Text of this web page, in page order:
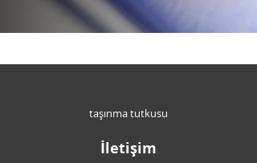
taşınma tutkusu
İletişim